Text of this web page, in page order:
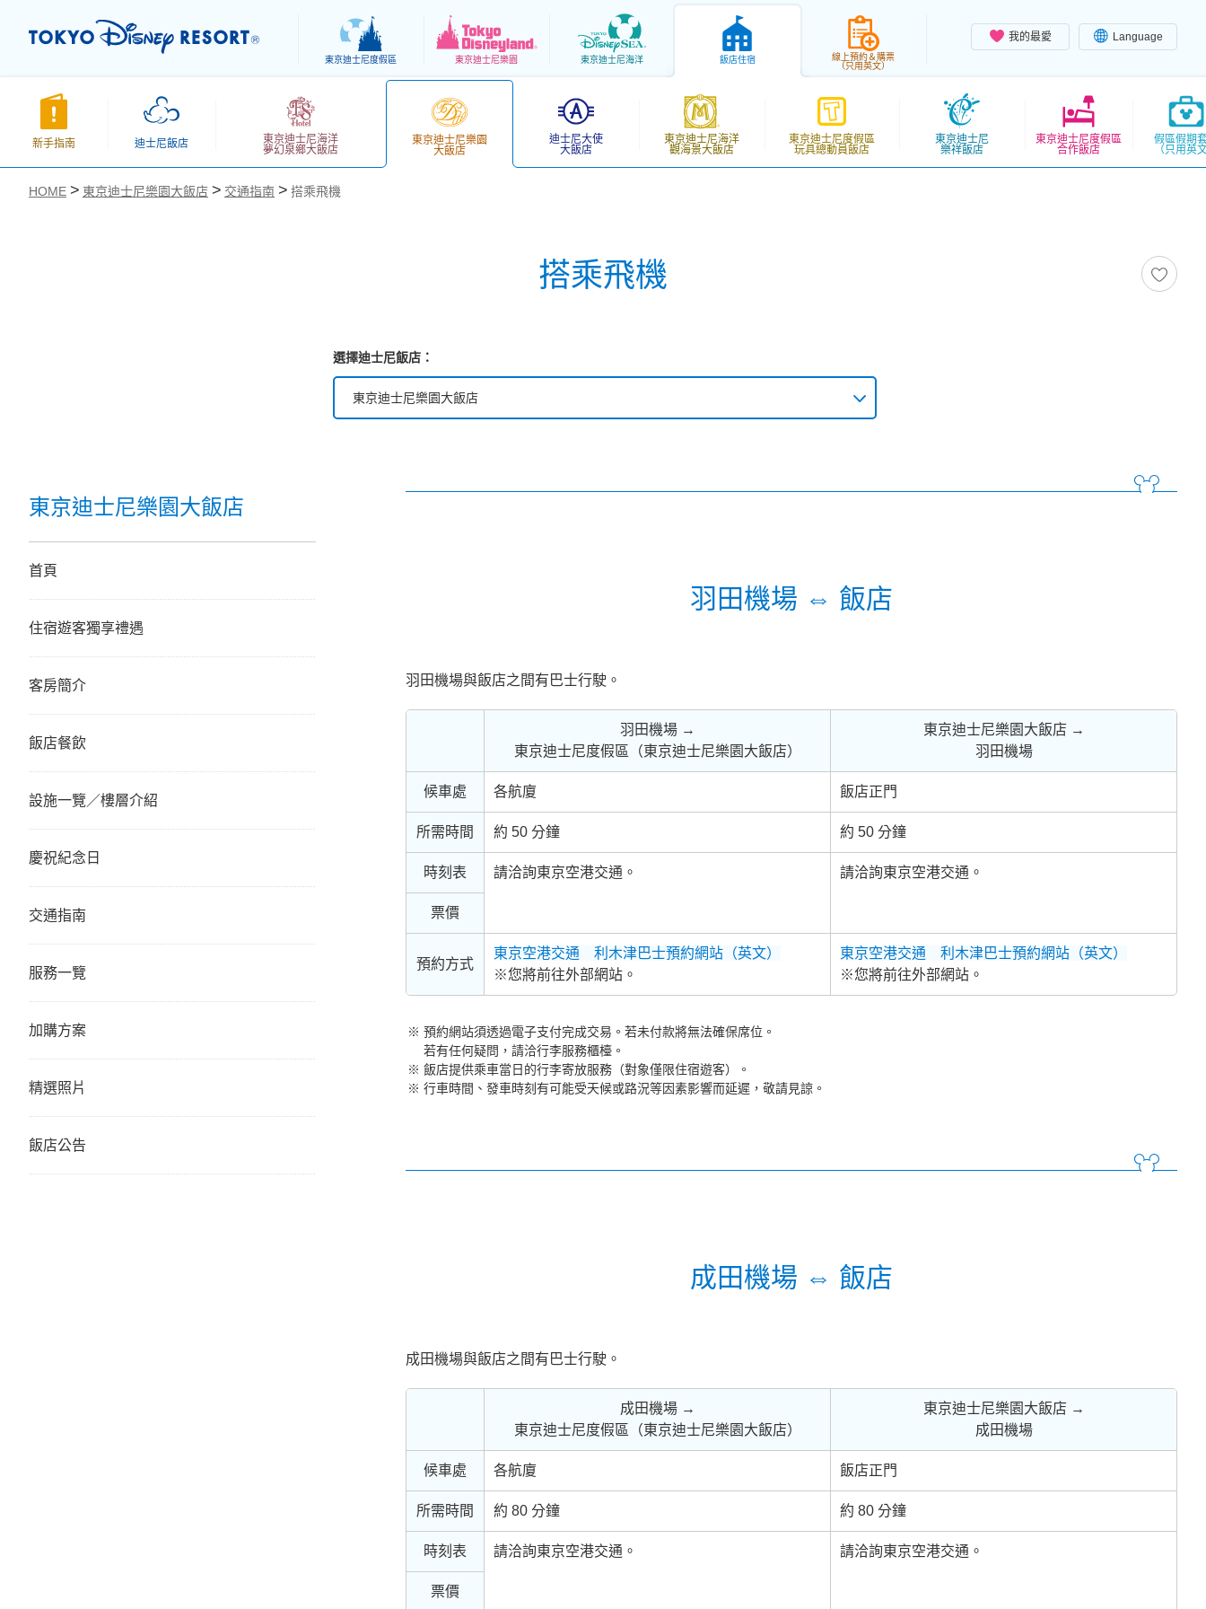
我的最愛 Language
東京迪士尼度假區 東京迪士尼樂園 東京迪士尼海洋 飯店住宿
線上預約＆購票
（只用英文）
新手指南 迪士尼飯店
東京迪士尼海洋
夢幻泉鄉大飯店
東京迪士尼樂園
大飯店
迪士尼大使
大飯店
東京迪士尼海洋
觀海景大飯店
東京迪士尼度假區
玩具總動員飯店
東京迪士尼
樂祥飯店
東京迪士尼度假區
合作飯店
假區假期
（只用英
HOME 東京迪士尼樂園大飯店 交通指南 搭乘飛機
搭乘飛機
選擇迪士尼飯店：
東京迪士尼樂園大飯店
東京迪士尼樂園大飯店
東京迪士尼樂祥飯店
羽田機場 ⇔ 飯店
羽田機場與飯店之間有巴士行駛。
羽田機場 →
東京迪士尼度假區（東京迪士尼樂園大飯店）
東京迪士尼樂園大飯店 →
羽田機場
候車處 各航廈 飯店正門
所需時間 約 50 分鐘 約 50 分鐘
時刻表 請洽詢東京空港交通。 請洽詢東京空港交通。
票價
預約方式
東京空港交通 利木津巴士預約網站（英文）
※您將前往外部網站。
東京空港交通 利木津巴士預約網站（英文）
※您將前往外部網站。
預約網站須透過電子支付完成交易。若未付款將無法確保席位。
若有任何疑問，請洽行李服務櫃檯。
飯店提供乘車當日的行李寄放服務（對象僅限住宿遊客）。
行車時間、發車時刻有可能受天候或路況等因素影響而延遲，敬請見諒。
成田機場 ⇔ 飯店
成田機場與飯店之間有巴士行駛。
成田機場 →
東京迪士尼度假區（東京迪士尼樂園大飯店）
東京迪士尼樂園大飯店 →
成田機場
候車處 各航廈 飯店正門
所需時間 約 80 分鐘 約 80 分鐘
時刻表 請洽詢東京空港交通。 請洽詢東京空港交通。
票價
東京迪士尼樂園大飯店
首頁
住宿遊客獨享禮遇
客房簡介
飯店餐飲
設施一覽／樓層介紹
慶祝紀念日
交通指南
服務一覽
加購方案
精選照片
飯店公告